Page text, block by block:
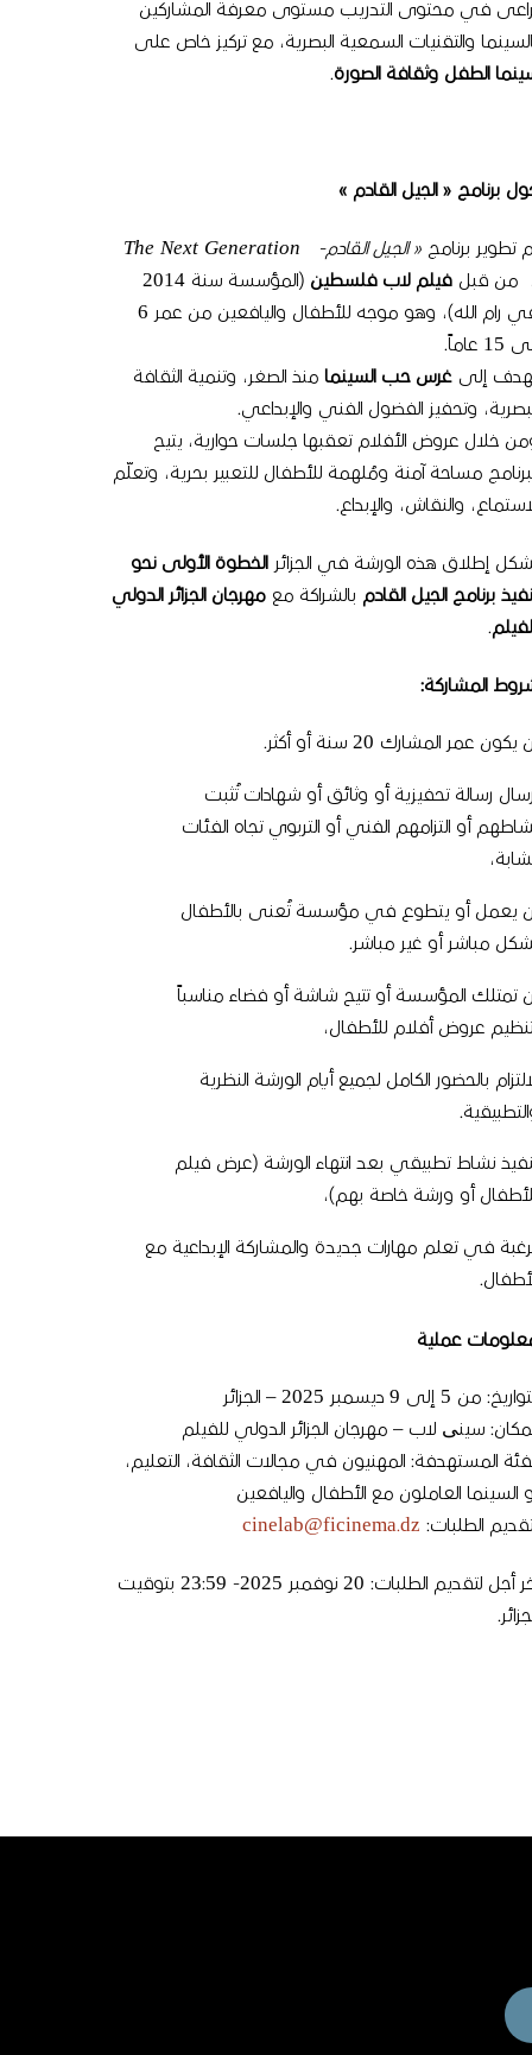
في محتوى التدريب مستوى معرفة المشاركين
والتقنيات السمعية البصرية، مع تركيز خاص على
الطفل وثقافة الصورة.
برنامج « الجيل القادم »
تطوير برنامج« الجيل القادم- The Next Generation
من قبلفيلم لاب فلسطين
(المؤسسة سنة 2014
في رام الله)، وهو موجه للأطفال واليافعين من عمر 6
عاماً.
إلىغرس حب السينما منذ الصغر، وتنمية الثقافة
وتحفيز الفضول الفني والإبداعي.
خلال عروض الأفلام تعقبها جلسات حوارية، يتيح
مساحة آمنة ومُلهمة للأطفال للتعبير بحرية، وتعلّم
والنقاش، والإبداع.
إطلاق هذه الورشة في الجزائرالخطوة الأولى نحو
برنامج الجيل القادم بالشراكة معمهرجان الجزائر الدولي
.
المشاركة:
يكون عمر المشارك 20 سنة أو أكثر.
رسالة تحفيزية أو وثائق أو شهادات تُثبت
أو التزامهم الفني أو التربوي تجاه الفئات
يعمل أو يتطوع في مؤسسة تُعنى بالأطفال
مباشر أو غير مباشر.
تمتلك المؤسسة أو تتيح شاشة أو فضاء مناسباً
عروض أفلام للأطفال،
بالحضور الكامل لجميع أيام الورشة النظرية
نشاط تطبيقي بعد انتهاء الورشة (عرض فيلم
أو ورشة خاصة بهم)،
في تعلم مهارات جديدة والمشاركة الإبداعية مع
عملية
من 5 إلى 9 ديسمبر 2025 – الجزائر
سينی لاب – مهرجان الجزائر الدولي للفيلم
المستهدفة: المهنيون في مجالات الثقافة، التعليم،
السينما العاملون مع الأطفال واليافعين
تقديم الطلبات: cinelab@ficinema.dz
آخر أجل لتقديم الطلبات: 20 نوفمبر 2025- 23:59 بتوقيت